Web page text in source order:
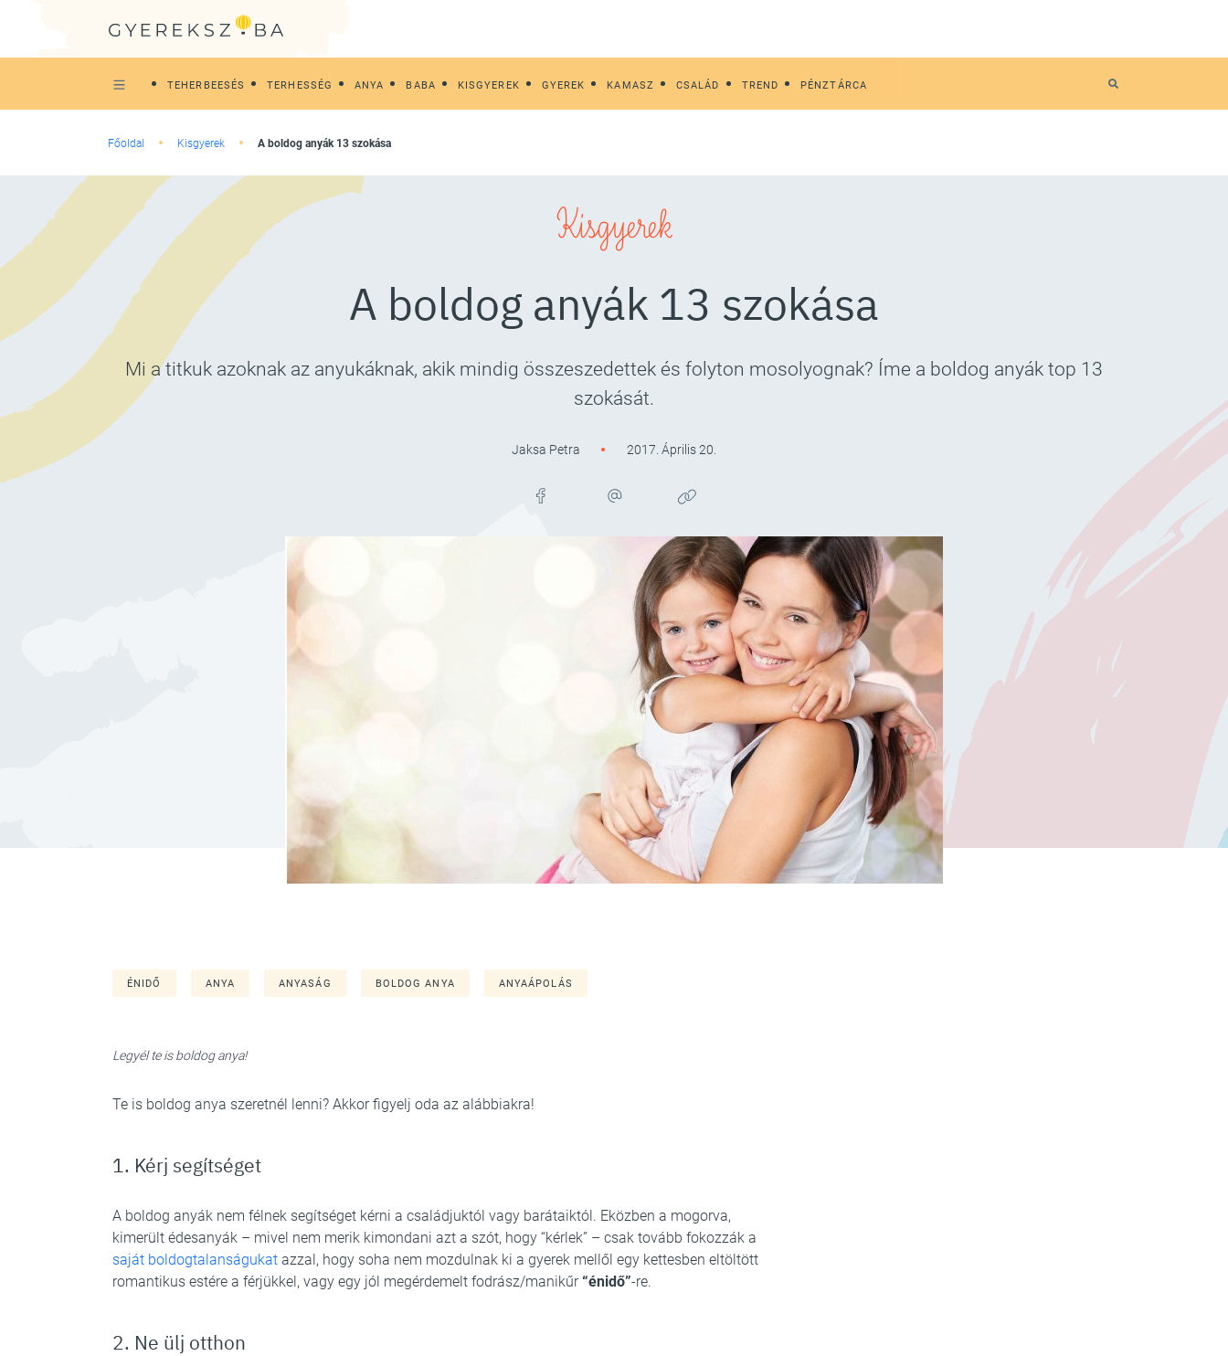
TEHERBEESÉS TERHESSÉG ANYA BABA KISGYEREK GYEREK KAMASZ CSALÁD TREND PÉNZTÁRCA
Főoldal Kisgyerek A boldog anyák 13 szokása
Kisgyerek
A boldog anyák 13 szokása
Mi a titkuk azoknak az anyukáknak, akik mindig összeszedettek és folyton mosolyognak? Íme a boldog anyák top 13
szokását.
Jaksa Petra 2017. Április 20.
ÉNIDŐ ANYA ANYASÁG BOLDOG ANYA ANYAÁPOLÁS
Legyél te is boldog anya!
Te is boldog anya szeretnél lenni? Akkor figyelj oda az alábbiakra!
1. Kérj segítséget
A boldog anyák nem félnek segítséget kérni a családjuktól vagy barátaiktól. Eközben a mogorva,
kimerült édesanyák – mivel nem merik kimondani azt a szót, hogy “kérlek” – csak tovább fokozzák a
saját boldogtalanságukat azzal, hogy soha nem mozdulnak ki a gyerek mellől egy kettesben eltöltött
romantikus estére a férjükkel, vagy egy jól megérdemelt fodrász/manikűr“énidő”-re.
2. Ne ülj otthon